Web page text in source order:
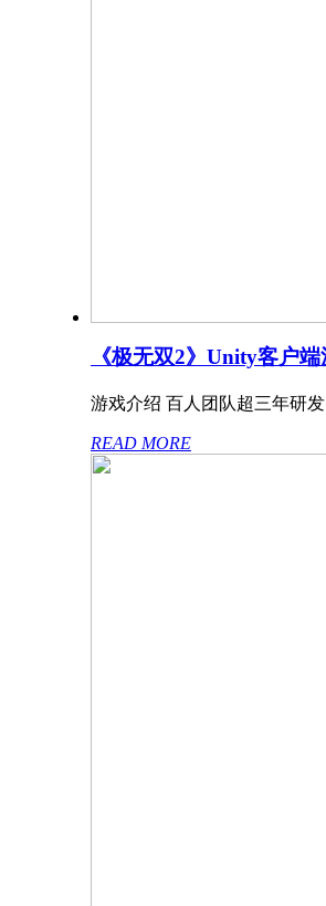
《极无双2》Unity客户
游戏介绍 百人团队超三年研
READ MORE